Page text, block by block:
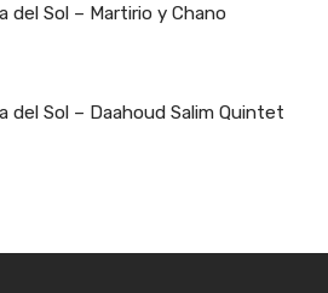
del Sol – Martirio y Chano
del Sol – Daahoud Salim Quintet